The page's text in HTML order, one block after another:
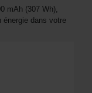
mAh (307 Wh),
énergie dans votre